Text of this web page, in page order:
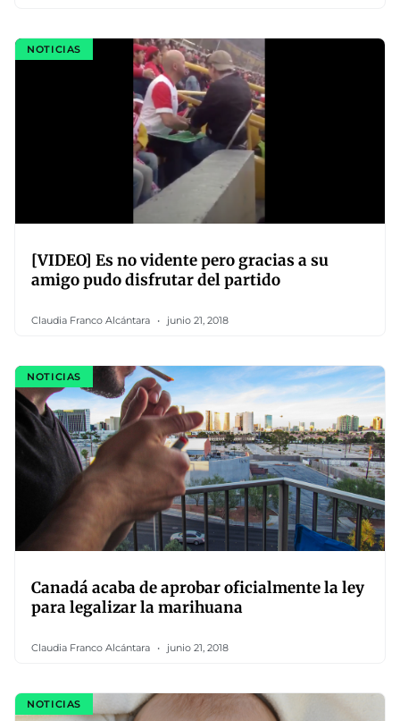
NOTICIAS
[VIDEO] Es no vidente pero gracias a su
amigo pudo disfrutar del partido
Claudia Franco Alcántara junio 21, 2018
NOTICIAS
Canadá acaba de aprobar oficialmente la ley
para legalizar la marihuana
Claudia Franco Alcántara junio 21, 2018
NOTICIAS